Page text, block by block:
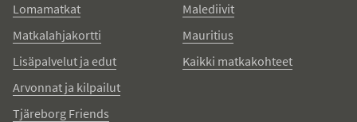
Lomamatkat
Matkalahjakortti
Lisäpalvelut ja edut
Arvonnat ja kilpailut
Tjäreborg Friends
Malediivit
Mauritius
Kaikki matkakohteet